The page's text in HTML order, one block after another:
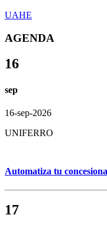
UAHE
AGENDA
16
sep
16-sep-2026
UNIFERRO
Automatiza tu
17